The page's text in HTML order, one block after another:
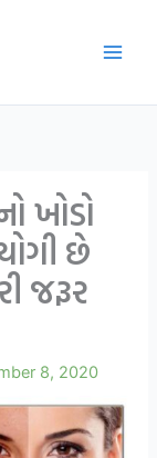
ખોડો
છે
જરૂર
8, 2020